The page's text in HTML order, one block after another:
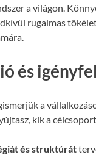
a világon.
rugalmas
és
a
kik a
és struktúrát